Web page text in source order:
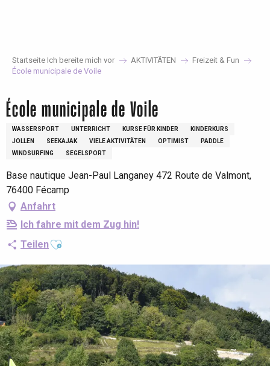
Startseite Ich bereite mich vor AKTIVITÄTEN
Freizeit & Fun
École municipale de Voile
École municipale de Voile
WASSERSPORT UNTERRICHT KURSE FÜR KINDER
KINDERKURS
JOLLEN
SEEKAJAK VIELE AKTIVITÄTEN OPTIMIST
PADDLE
WINDSURFING
SEGELSPORT
Base nautique Jean-Paul Langaney 472 Route de Valmont,
76400 Fécamp
Anfahrt
Ich fahre mit dem Zug hin!
TeilenAjouter aux favoris